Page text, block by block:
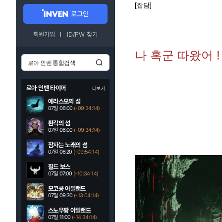
로그인
회원가입 ID/PW 찾기
로아 인벤 타이머 더보기
에라스모의 섬
07일 06:00 (-09:34:12)
환각의 섬
07일 06:00 (-09:34:12)
잠자는 노래의 섬
07일 06:20 (-09:54:12)
필드 보스
07일 07:00 (-10:34:12)
모코콩 아일랜드
07일 09:30 (-13:04:12)
스노우팡 아일랜드
07일 11:00 (-14:34:12)
[잡담]
나 혹군 따왔어